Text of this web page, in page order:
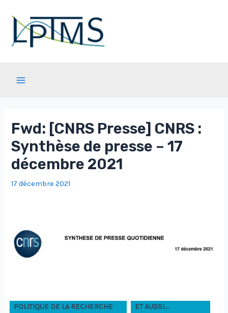
contenu
Fwd: [CNRS Presse] CNRS :
Synthèse de presse – 17
décembre 2021
17 décembre 2021
POLITIQUE DE LA RECHERCHE ET AUSSI…